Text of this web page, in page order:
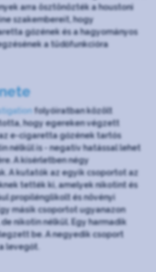
arra ösztönözték a houstoni
szakembereit, hogy
gőzének és a hagyományos
a tüdőfunkcióra
folyóiratban közölt
hogy egereken végzett
e-cigaretta gőzének tartós
nélkül is - negatív hatással lehet
A kísérletben négy
A kutatók az egyik csoportot az
tették ki, amelyek nikotint és
propilénglikolt és növényi
másik csoportot ugyanazon
nikotin nélkül. Egy harmadik
be. A negyedik csoport
levegőt.